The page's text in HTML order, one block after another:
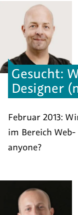
Gesucht:
Designer
Februar 2013:
im Bereich
anyone?